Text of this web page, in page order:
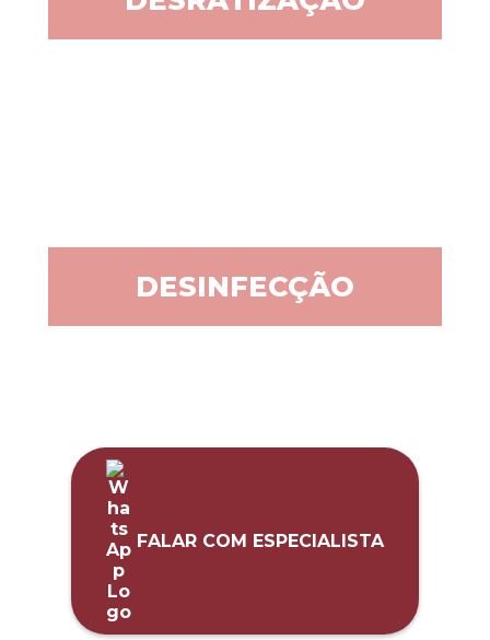
DESINFECÇÃO
FALAR COM ESPECIALISTA